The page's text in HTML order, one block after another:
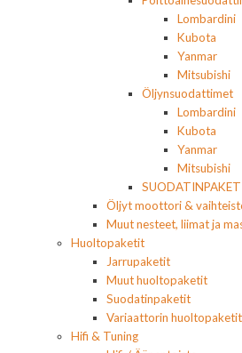
Lombardini
Kubota
Yanmar
Mitsubishi
Öljynsuodattimet
Lombardini
Kubota
Yanmar
Mitsubishi
Öljyt moottori &
Muut nesteet, liimat ja
Huoltopaketit
Jarrupaketit
Muut huoltopaketit
Suodatinpaketit
Variaattorin huoltopaketit
Hifi & Tuning